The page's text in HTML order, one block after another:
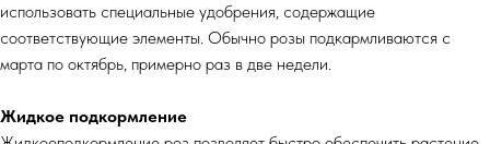
использовать специальные удобрения, содержащие
соответствующие элементы. Обычно розы подкармливаются с
марта по октябрь, примерно раз в две недели.
Жидкое подкормление